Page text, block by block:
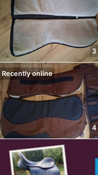
3
4
Recently online